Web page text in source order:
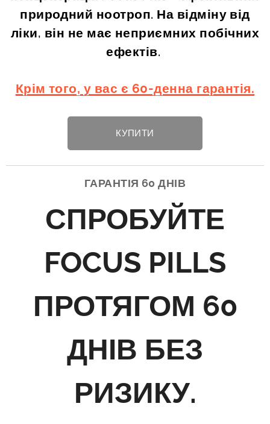
природний ноотроп. На відміну від
ліки, він не має неприємних побічних
ефектів.
Крім того, у вас є 60-денна гарантія.
КУПИТИ
ГАРАНТІЯ 60 ДНІВ
СПРОБУЙТЕ
FOCUS PILLS
ПРОТЯГОМ 60
ДНІВ БЕЗ
РИЗИКУ.